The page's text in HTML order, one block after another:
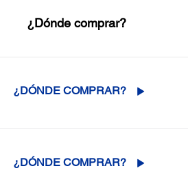
¿Dónde comprar?
¿DÓNDE COMPRAR?
¿DÓNDE COMPRAR?